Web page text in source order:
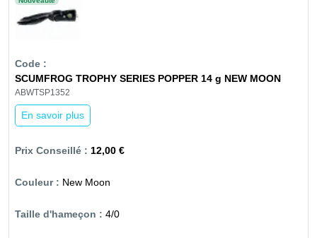
SCUMFROG TROPHY SERIES POPPER 14 g NEW MOON
ABWTSP1352
En savoir plus
12,00 €
New Moon
4/0